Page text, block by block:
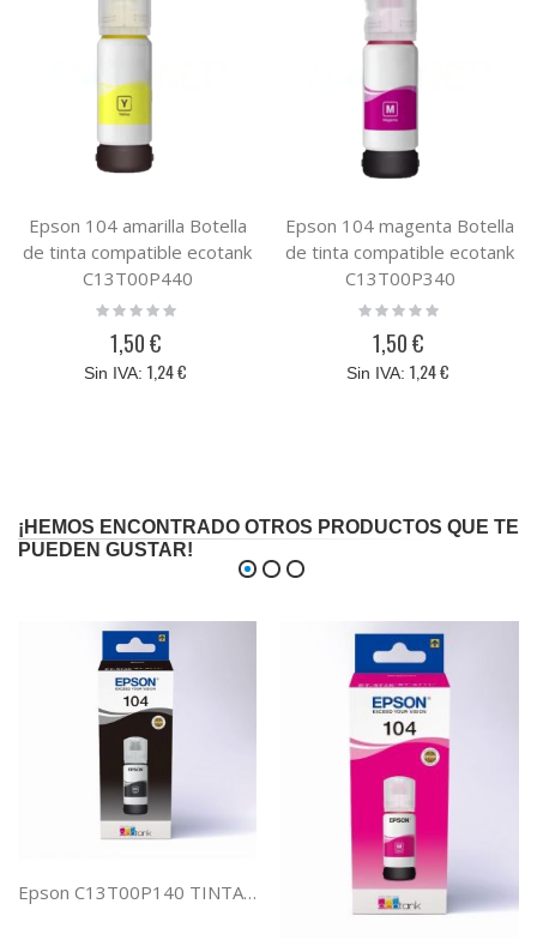
Epson 104 amarilla Botella
de tinta compatible ecotank
C13T00P440
Rating:
1,50 €
1,24 €
Epson 104 magenta Botella
de tinta compatible ecotank
C13T00P340
Rating:
1,50 €
1,24 €
¡HEMOS ENCONTRADO OTROS PRODUCTOS QUE TE
PUEDEN GUSTAR!
Epson C13T00P140 TINTA NEGRA ECOTANK 104